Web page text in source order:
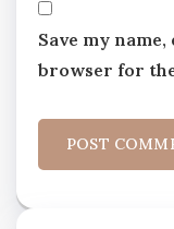
Save my
browser for